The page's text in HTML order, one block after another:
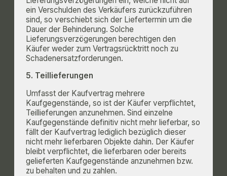
ein Verschulden des Verkäufers zurückzuführen
sind, so verschiebt sich der Liefertermin um die
Dauer der Behinderung. Solche
Lieferungsverzögerungen berechtigen den
Käufer weder zum Vertragsrücktritt noch zu
Schadenersatzforderungen.
5. Teillieferungen
Umfasst der Kaufvertrag mehrere
Kaufgegenstände, so ist der Käufer verpflichtet,
Teillieferungen anzunehmen. Sind einzelne
Kaufgegenstände definitiv nicht mehr lieferbar, so
fällt der Kaufvertrag lediglich bezüglich dieser
nicht mehr lieferbaren Objekte dahin. Der Käufer
bleibt verpflichtet, die lieferbaren oder bereits
gelieferten Kaufgegenstände anzunehmen bzw.
zu behalten und zu zahlen.